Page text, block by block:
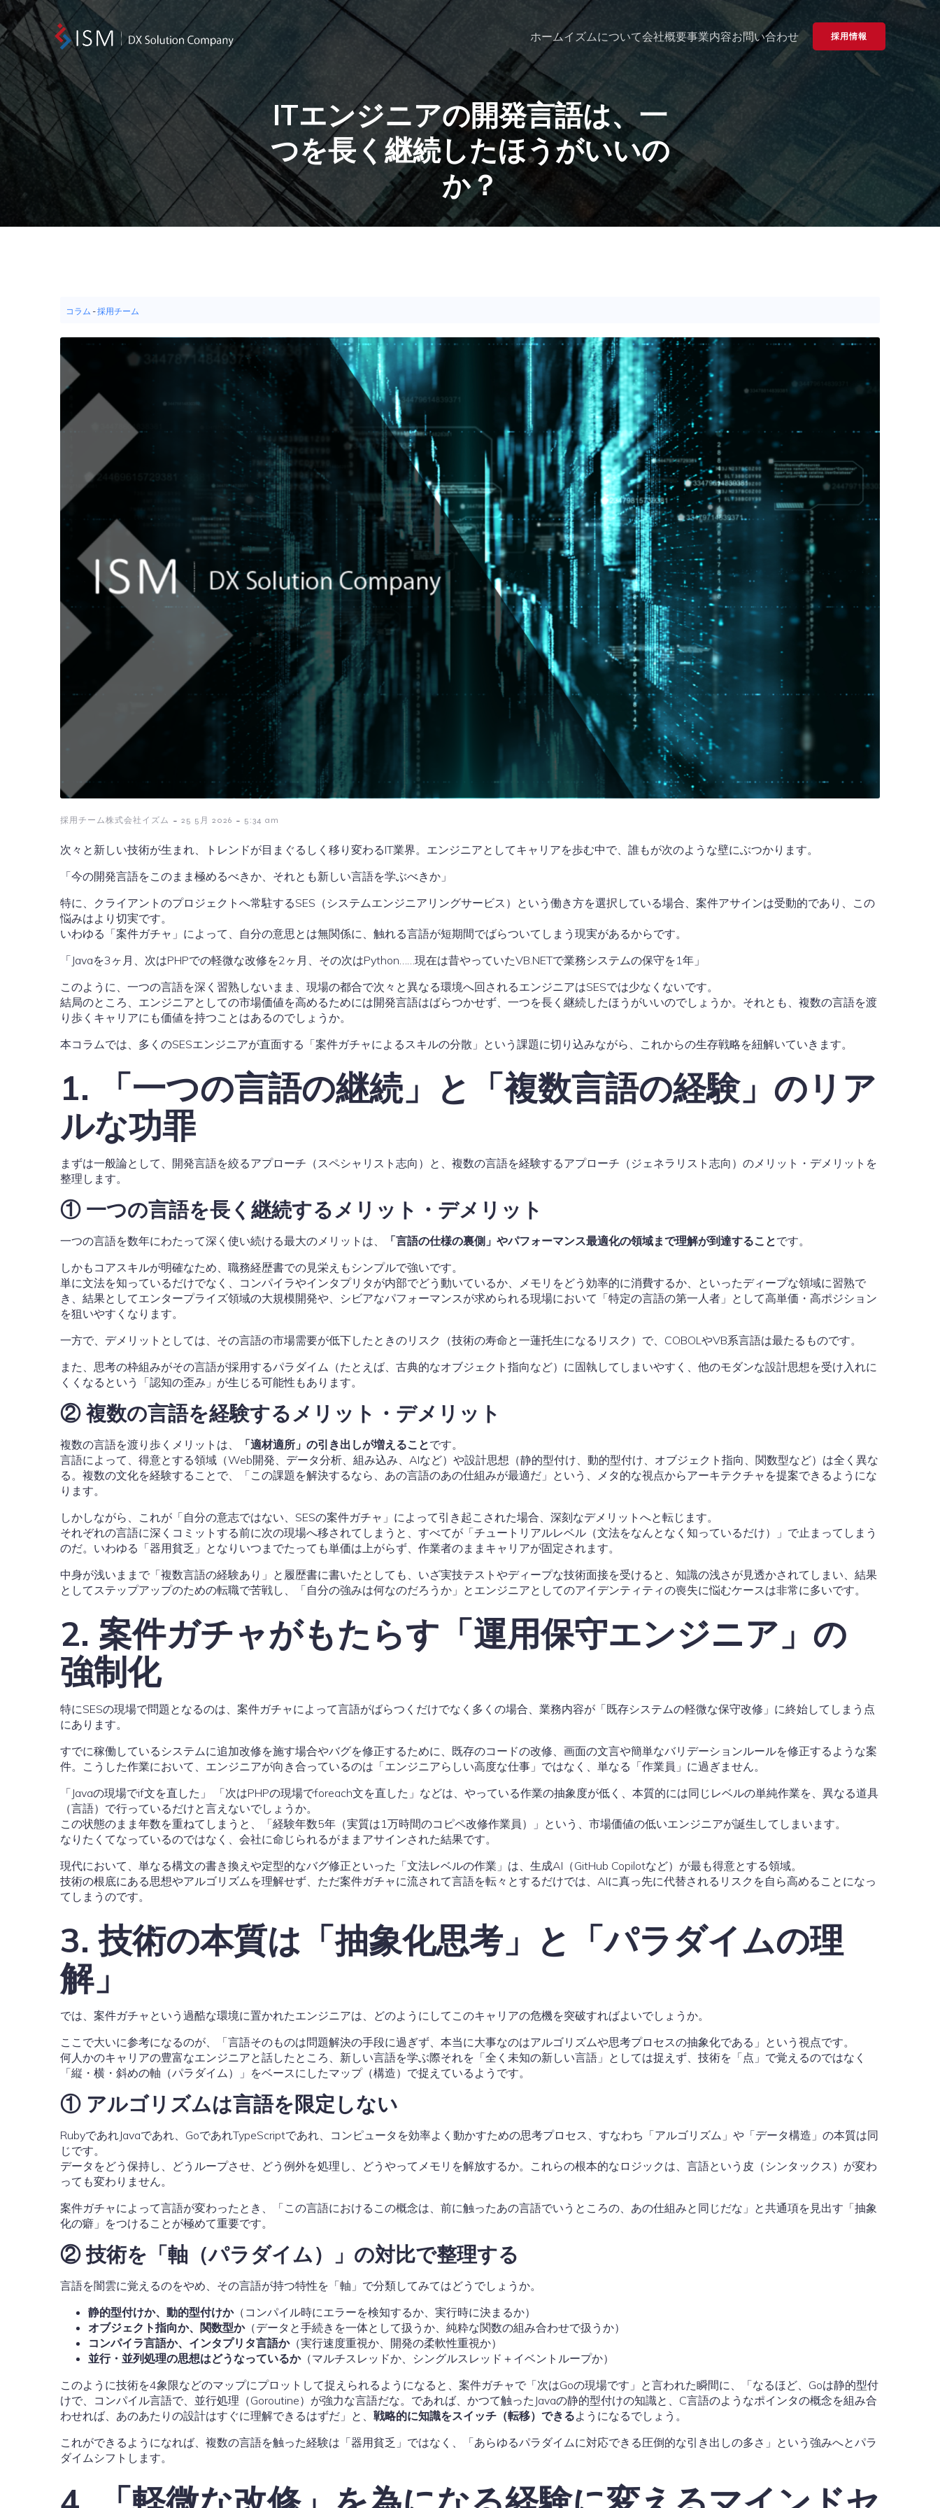
ホームイズムについて会社概要事業内容お問い合わせ 採用情報
ITエンジニアの開発言語は、一
つを長く継続したほうがいいの
か？
コラム -採用チーム
採用チーム株式会社イズム - 25 5月 2026 - 5:34 am
次々と新しい技術が生まれ、トレンドが目まぐるしく移り変わるIT業界。エンジニアとしてキャリアを歩む中で、誰もが次のような壁にぶつかります。
「今の開発言語をこのまま極めるべきか、それとも新しい言語を学ぶべきか」
特に、クライアントのプロジェクトへ常駐するSES（システムエンジニアリングサービス）という働き方を選択している場合、案件アサインは受動的であり、この
悩みはより切実です。
いわゆる「案件ガチャ」によって、自分の意思とは無関係に、触れる言語が短期間でばらついてしまう現実があるからです。
「Javaを3ヶ月、次はPHPでの軽微な改修を2ヶ月、その次はPython……現在は昔やっていたVB.NETで業務システムの保守を1年」
このように、一つの言語を深く習熟しないまま、現場の都合で次々と異なる環境へ回されるエンジニアはSESでは少なくないです。
結局のところ、エンジニアとしての市場価値を高めるためには開発言語はばらつかせず、一つを長く継続したほうがいいのでしょうか。それとも、複数の言語を渡
り歩くキャリアにも価値を持つことはあるのでしょうか。
本コラムでは、多くのSESエンジニアが直面する「案件ガチャによるスキルの分散」という課題に切り込みながら、これからの生存戦略を紐解いていきます。
1. 「一つの言語の継続」と「複数言語の経験」のリア
ルな功罪
まずは一般論として、開発言語を絞るアプローチ（スペシャリスト志向）と、複数の言語を経験するアプローチ（ジェネラリスト志向）のメリット・デメリットを
整理します。
① 一つの言語を長く継続するメリット・デメリット
一つの言語を数年にわたって深く使い続ける最大のメリットは、 「言語の仕様の裏側」やパフォーマンス最適化の領域まで理解が到達することです。
しかもコアスキルが明確なため、職務経歴書での見栄えもシンプルで強いです。
単に文法を知っているだけでなく、コンパイラやインタプリタが内部でどう動いているか、メモリをどう効率的に消費するか、といったディープな領域に習熟で
き、結果としてエンタープライズ領域の大規模開発や、シビアなパフォーマンスが求められる現場において「特定の言語の第一人者」として高単価・高ポジション
を狙いやすくなります。
一方で、デメリットとしては、その言語の市場需要が低下したときのリスク（技術の寿命と一蓮托生になるリスク）で、COBOLやVB系言語は最たるものです。
また、思考の枠組みがその言語が採用するパラダイム（たとえば、古典的なオブジェクト指向など）に固執してしまいやすく、他のモダンな設計思想を受け入れに
くくなるという「認知の歪み」が生じる可能性もあります。
② 複数の言語を経験するメリット・デメリット
複数の言語を渡り歩くメリットは、 「適材適所」の引き出しが増えることです。
言語によって、得意とする領域（Web開発、データ分析、組み込み、AIなど）や設計思想（静的型付け、動的型付け、オブジェクト指向、関数型など）は全く異な
る。複数の文化を経験することで、「この課題を解決するなら、あの言語のあの仕組みが最適だ」という、メタ的な視点からアーキテクチャを提案できるようにな
ります。
しかしながら、これが「自分の意志ではない、SESの案件ガチャ」によって引き起こされた場合、深刻なデメリットへと転じます。
それぞれの言語に深くコミットする前に次の現場へ移されてしまうと、すべてが「チュートリアルレベル（文法をなんとなく知っているだけ）」で止まってしまう
のだ。いわゆる「器用貧乏」となりいつまでたっても単価は上がらず、作業者のままキャリアが固定されます。
中身が浅いままで「複数言語の経験あり」と履歴書に書いたとしても、いざ実技テストやディープな技術面接を受けると、知識の浅さが見透かされてしまい、結果
としてステップアップのための転職で苦戦し、「自分の強みは何なのだろうか」とエンジニアとしてのアイデンティティの喪失に悩むケースは非常に多いです。
2. 案件ガチャがもたらす「運用保守エンジニア」の
強制化
特にSESの現場で問題となるのは、案件ガチャによって言語がばらつくだけでなく多くの場合、業務内容が「既存システムの軽微な保守改修」に終始してしまう点
にあります。
すでに稼働しているシステムに追加改修を施す場合やバグを修正するために、既存のコードの改修、画面の文言や簡単なバリデーションルールを修正するような案
件。こうした作業において、エンジニアが向き合っているのは「エンジニアらしい高度な仕事」ではなく、単なる「作業員」に過ぎません。
「Javaの現場でif文を直した」 「次はPHPの現場でforeach文を直した」などは、やっている作業の抽象度が低く、本質的には同じレベルの単純作業を、異なる道具
（言語）で行っているだけと言えないでしょうか。
この状態のまま年数を重ねてしまうと、「経験年数5年（実質は1万時間のコピペ改修作業員）」という、市場価値の低いエンジニアが誕生してしまいます。
なりたくてなっているのではなく、会社に命じられるがままアサインされた結果です。
現代において、単なる構文の書き換えや定型的なバグ修正といった「文法レベルの作業」は、生成AI（GitHub Copilotなど）が最も得意とする領域。
技術の根底にある思想やアルゴリズムを理解せず、ただ案件ガチャに流されて言語を転々とするだけでは、AIに真っ先に代替されるリスクを自ら高めることになっ
てしまうのです。
3. 技術の本質は「抽象化思考」と「パラダイムの理
解」
では、案件ガチャという過酷な環境に置かれたエンジニアは、どのようにしてこのキャリアの危機を突破すればよいでしょうか。
ここで大いに参考になるのが、「言語そのものは問題解決の手段に過ぎず、本当に大事なのはアルゴリズムや思考プロセスの抽象化である」という視点です。
何人かのキャリアの豊富なエンジニアと話したところ、新しい言語を学ぶ際それを「全く未知の新しい言語」としては捉えず、技術を「点」で覚えるのではなく
「縦・横・斜めの軸（パラダイム）」をベースにしたマップ（構造）で捉えているようです。
① アルゴリズムは言語を限定しない
RubyであれJavaであれ、GoであれTypeScriptであれ、コンピュータを効率よく動かすための思考プロセス、すなわち「アルゴリズム」や「データ構造」の本質は同
じです。
データをどう保持し、どうループさせ、どう例外を処理し、どうやってメモリを解放するか。これらの根本的なロジックは、言語という皮（シンタックス）が変わ
っても変わりません。
案件ガチャによって言語が変わったとき、「この言語におけるこの概念は、前に触ったあの言語でいうところの、あの仕組みと同じだな」と共通項を見出す「抽象
化の癖」をつけることが極めて重要です。
② 技術を「軸（パラダイム）」の対比で整理する
言語を闇雲に覚えるのをやめ、その言語が持つ特性を「軸」で分類してみてはどうでしょうか。
静的型付けか、動的型付けか（コンパイル時にエラーを検知するか、実行時に決まるか）
オブジェクト指向か、関数型か（データと手続きを一体として扱うか、純粋な関数の組み合わせで扱うか）
コンパイラ言語か、インタプリタ言語か（実行速度重視か、開発の柔軟性重視か）
並行・並列処理の思想はどうなっているか（マルチスレッドか、シングルスレッド＋イベントループか）
このように技術を4象限などのマップにプロットして捉えられるようになると、案件ガチャで「次はGoの現場です」と言われた瞬間に、「なるほど、Goは静的型付
けで、コンパイル言語で、並行処理（Goroutine）が強力な言語だな。であれば、かつて触ったJavaの静的型付けの知識と、C言語のようなポインタの概念を組み合
わせれば、あのあたりの設計はすぐに理解できるはずだ」と、 戦略的に知識をスイッチ（転移）できるようになるでしょう。
これができるようになれば、複数の言語を触った経験は「器用貧乏」ではなく、「あらゆるパラダイムに対応できる圧倒的な引き出しの多さ」という強みへとパラ
ダイムシフトします。